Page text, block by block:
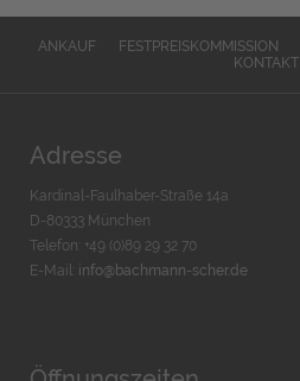
ANKAUF FESTPREISKOMMISSION
KONTAKT
Adresse
Kardinal-Faulhaber-Straße 14a
D-80333 München
Telefon: +49 (0)89 29 32 70
E-Mail: info@bachmann-scher.de